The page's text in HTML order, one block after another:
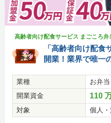
高齢者向け配食サービス まごころ弁
「高齢者向け配食
開業！業界で唯一
業種
お弁
開業資金
110
対象 個人・